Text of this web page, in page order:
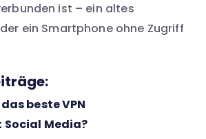
ist – ein altes
ein Smartphone ohne Zugriff
beste VPN
Social Media?